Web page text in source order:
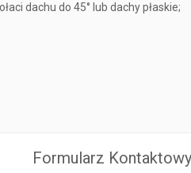
dachu do 45° lub dachy płaskie;
Formularz Kontaktowy